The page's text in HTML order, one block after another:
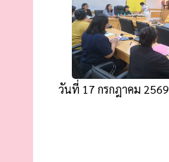
วันที่ 17 กรกฎาคม 2569